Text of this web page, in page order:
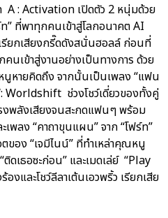
A : Activation เปิดตัว 2 หนุ่มด้วย
” ที่พาทุกคนเข้าสู่โลกอนาคต AI
เรียกเสียงกรี๊ดดังสนั่นฮอลล์ ก่อนที่
นเข้าสู่งานอย่างเป็นทางการ ด้วย
นูหายคิดถึง จากนั้นเป็นเพลง “แฟน
Worldshift ช่วงโชว์เดี่ยวของทั้งคู่
งพลังเสียงจนสะกดแฟนๆ พร้อม
เพลง “คาถาขุนแผน” จาก “โฟร์ท”
ของ “เจมีไนน์” ที่ทำเหล่าคุณหนู
เธอซะก่อน” และเมดเล่ย์ “Play
งและโชว์ลีลาเต้นเอวพริ้ว เรียกเสีย